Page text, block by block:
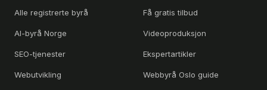
Alle registrerte byrå
AI-byrå Norge
SEO-tjenester
Webutvikling
Få gratis tilbud
Videoproduksjon
Ekspertartikler
Webbyrå Oslo guide